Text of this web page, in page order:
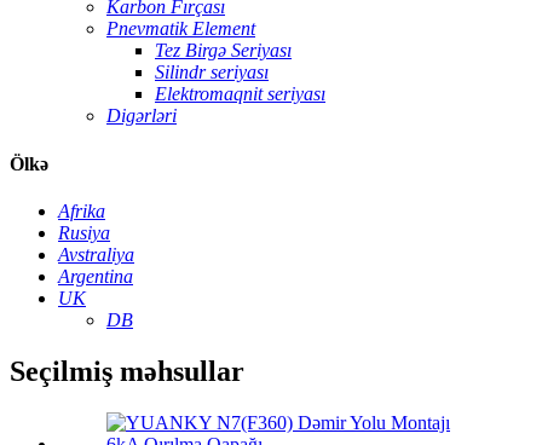
Karbon Fırçası
Pnevmatik Element
Tez Birgə Seriyası
Silindr seriyası
Elektromaqnit seriyası
Digərləri
Ölkə
Afrika
Rusiya
Avstraliya
Argentina
UK
DB
Seçilmiş məhsullar